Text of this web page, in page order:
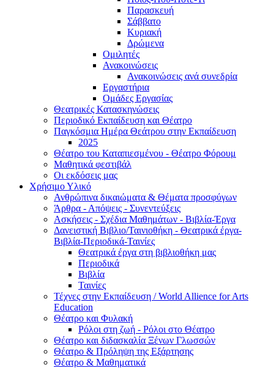
Παρασκευή
Σάββατο
Κυριακή
Δρώμενα
Ομιλητές
Ανακοινώσεις
Ανακοινώσεις ανά συνεδρία
Εργαστήρια
Ομάδες Εργασίας
Θεατρικές Κατασκηνώσεις
Περιοδικό Εκπαίδευση και Θέατρο
Παγκόσμια Ημέρα Θεάτρου στην Εκπαίδευση
2025
Θέατρο του Καταπιεσμένου - Θέατρο Φόρουμ
Μαθητικά φεστιβάλ
Οι εκδόσεις μας
Χρήσιμο Υλικό
Ανθρώπινα δικαιώματα & Θέματα προσφύγων
Άρθρα - Απόψεις - Συνεντεύξεις
Ασκήσεις - Σχέδια Μαθημάτων - Βιβλία-Έργα
Δανειστική Βιβλιο/Ταινιοθήκη - Θεατρικά έργα-
Βιβλία-Περιοδικά-Ταινίες
Θεατρικά έργα στη βιβλιοθήκη μας
Περιοδικά
Βιβλία
Ταινίες
Τέχνες στην Εκπαίδευση / World Allience for Arts
Education
Θέατρο και Φυλακή
Ρόλοι στη ζωή - Ρόλοι στο Θέατρο
Θέατρο και διδασκαλία Ξένων Γλωσσών
Θέατρο & Πρόληψη της Εξάρτησης
Θέατρο & Μαθηματικά